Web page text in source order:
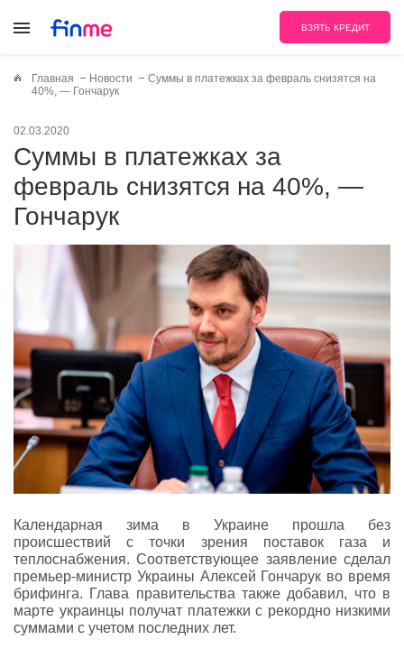
ВЗЯТЬ КРЕДИТ
Главная Новости
Суммы в платежках за февраль снизятся на
40%, — Гончарук
02.03.2020
Суммы в платежках за
февраль снизятся на 40%, —
Гончарук
Календарная зима в Украине прошла без
происшествий с точки зрения поставок газа и
теплоснабжения. Соответствующее заявление сделал
премьер-министр Украины Алексей Гончарук во время
брифинга. Глава правительства также добавил, что в
марте украинцы получат платежки с рекордно низкими
суммами с учетом последних лет.